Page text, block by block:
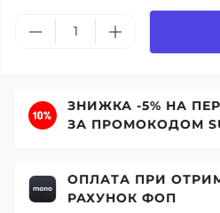
ЗНИЖКА -5% НА
ЗА ПРОМОКОДОМ
ОПЛАТА ПРИ
РАХУНОК ФОП